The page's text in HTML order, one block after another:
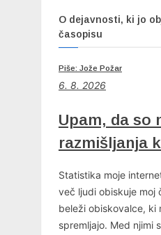
O dejavnosti, ki jo
časopisu
Piše: Jože Požar
6. 8. 2026
Upam, da so
razmišljanja
Statistika moje
več ljudi obiskuje moj
beleži obiskovalce, ki
spremljajo. Med njimi